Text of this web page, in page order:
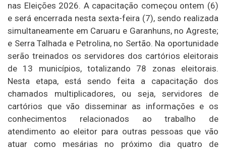
nas Eleições 2026. A capacitação começou ontem (6)
e será encerrada nesta sexta-feira (7), sendo realizada
simultaneamente em Caruaru e Garanhuns, no Agreste;
e Serra Talhada e Petrolina, no Sertão. Na oportunidade
serão treinados os servidores dos cartórios eleitorais
de 13 municípios, totalizando 78 zonas eleitorais.
Nesta etapa, está sendo feita a capacitação dos
chamados multiplicadores, ou seja, servidores de
cartórios que vão disseminar as informações e os
conhecimentos relacionados ao trabalho de
atendimento ao eleitor para outras pessoas que vão
atuar como mesárias no próximo dia quatro de